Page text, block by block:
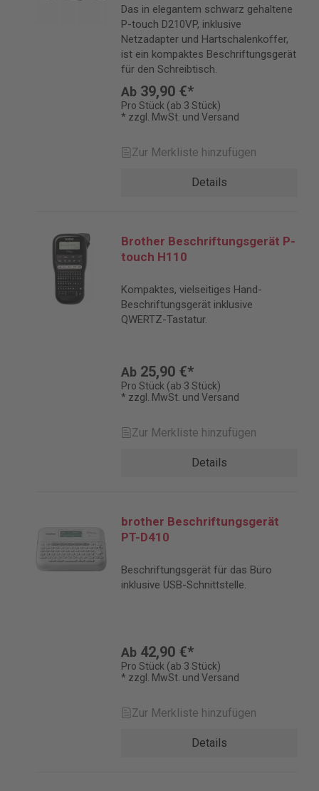
Das in elegantem schwarz gehaltene
P-touch D210VP, inklusive
Netzadapter und Hartschalenkoffer,
ist ein kompaktes Beschriftungsgerät
für den Schreibtisch.
Ab 39,90 €*
Pro Stück (ab 3 Stück)
* zzgl. MwSt. und Versand
Zur Merkliste hinzufügen
Details
Brother Beschriftungsgerät P-
touch H110
Kompaktes, vielseitiges Hand-
Beschriftungsgerät inklusive
QWERTZ-Tastatur.
Ab 25,90 €*
Pro Stück (ab 3 Stück)
* zzgl. MwSt. und Versand
Zur Merkliste hinzufügen
Details
brother Beschriftungsgerät
PT-D410
Beschriftungsgerät für das Büro
inklusive USB-Schnittstelle.
Ab 42,90 €*
Pro Stück (ab 3 Stück)
* zzgl. MwSt. und Versand
Zur Merkliste hinzufügen
Details